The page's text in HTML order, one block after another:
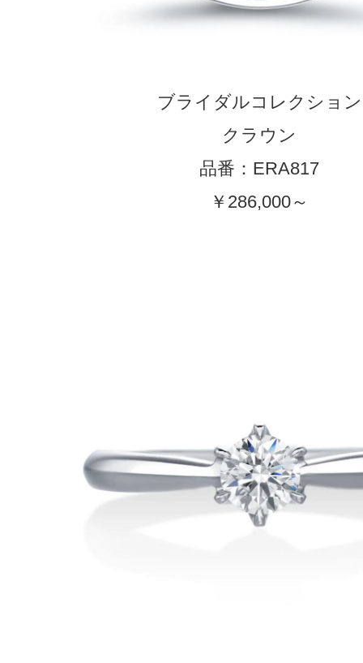
ブライダルコレクション
クラウン
品番：ERA817
￥286,000～